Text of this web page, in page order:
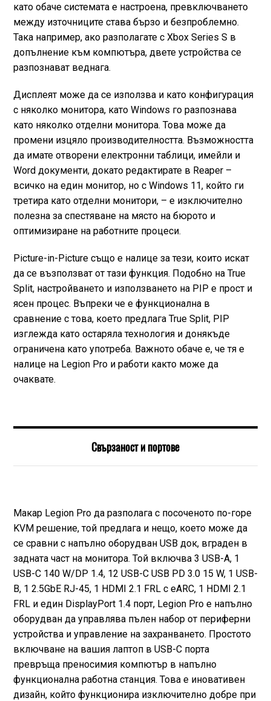
като обаче системата е настроена, превключването
между източниците става бързо и безпроблемно.
Така например, ако разполагате с Xbox Series S в
допълнение към компютъра, двете устройства се
разпознават веднага.
Дисплеят може да се използва и като конфигурация
с няколко монитора, като Windows го разпознава
като няколко отделни монитора. Това може да
промени изцяло производителността. Възможността
да имате отворени електронни таблици, имейли и
Word документи, докато редактирате в Reaper –
всичко на един монитор, но с Windows 11, който ги
третира като отделни монитори, – е изключително
полезна за спестяване на място на бюрото и
оптимизиране на работните процеси.
Picture-in-Picture също е налице за тези, които искат
да се възползват от тази функция. Подобно на True
Split, настройването и използването на PIP е прост и
ясен процес. Въпреки че е функционална в
сравнение с това, което предлага True Split, PIP
изглежда като остаряла технология и донякъде
ограничена като употреба. Важното обаче е, че тя е
налице на Legion Pro и работи както може да
очаквате.
Свързаност и портове
Макар Legion Pro да разполага с посоченото по-горе
KVM решение, той предлага и нещо, което може да
се сравни с напълно оборудван USB док, вграден в
задната част на монитора. Той включва 3 USB-A, 1
USB-C 140 W/DP 1.4, 12 USB-C USB PD 3.0 15 W, 1 USB-
B, 1 2.5GbE RJ-45, 1 HDMI 2.1 FRL с eARC, 1 HDMI 2.1
FRL и един DisplayPort 1.4 порт, Legion Pro е напълно
оборудван да управлява пълен набор от периферни
устройства и управление на захранването. Простото
включване на вашия лаптоп в USB-C порта
превръща преносимия компютър в напълно
функционална работна станция. Това е иновативен
дизайн, който функционира изключително добре при